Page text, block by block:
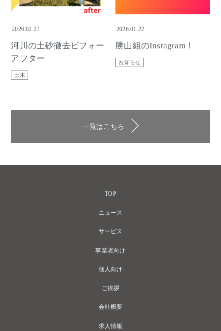
2026.02.27
河川の土砂撤去ビフォー
アフター
土木
2026.01.22
勝山組のInstagram！
お知らせ
一覧はこちら
TOP
ニュース
サービス
事業者向け
個人向け
ご挨拶
会社概要
求人情報